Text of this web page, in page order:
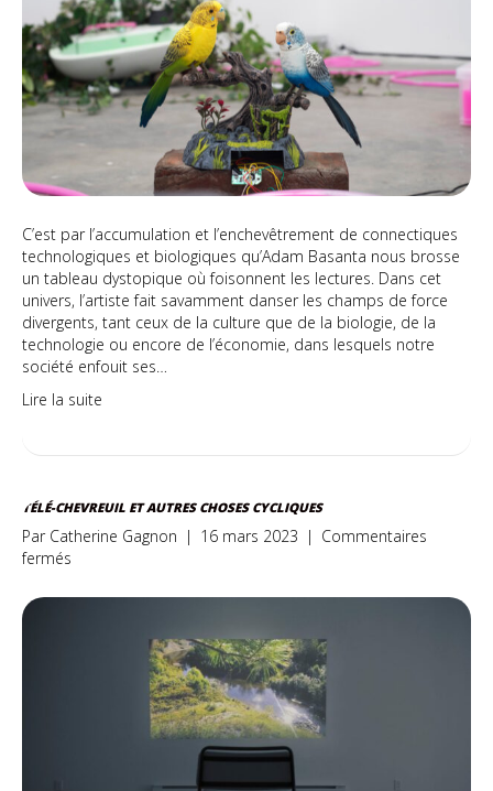
C’est par l’accumulation et l’enchevêtrement de connectiques
technologiques et biologiques qu’Adam Basanta nous brosse
un tableau dystopique où foisonnent les lectures. Dans cet
univers, l’artiste fait savamment danser les champs de force
divergents, tant ceux de la culture que de la biologie, de la
technologie ou encore de l’économie, dans lesquels notre
société enfouit ses…
Lire la suite
TÉLÉ-CHEVREUIL ET AUTRES CHOSES CYCLIQUES
Par Catherine Gagnon | 16 mars 2023 | Commentaires
fermés
Chevreuil